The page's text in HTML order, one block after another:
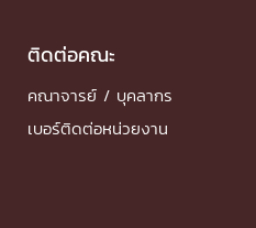
ติดต่อคณะ
คณาจารย์ / บุคลากร
เบอร์ติดต่อหน่วยงาน